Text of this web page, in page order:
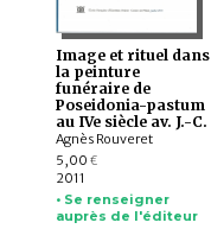
Image et rituel dans
la peinture
funéraire de
Poseidonia-pastum
au IVe siècle av. J.-C.
Agnès Rouveret
5,00 €
2011
• Se renseigner
auprès de l'éditeur